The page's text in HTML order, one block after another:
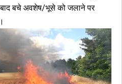
बचे अवशेष/भूसे को जलाने पर